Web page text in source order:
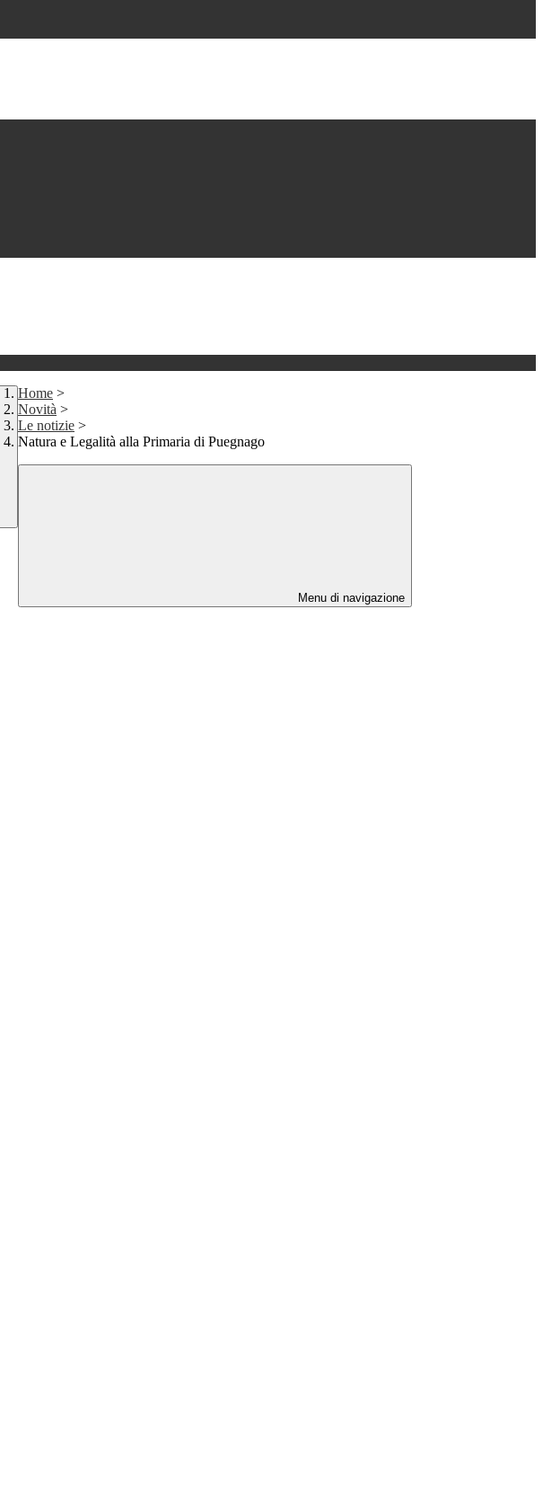
Home >
Novità >
Le notizie >
Natura e Legalità alla Primaria di Puegnago
Menu di navigazione